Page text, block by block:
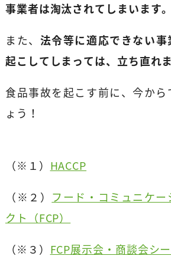
事業者は淘汰されてしまいます。
また、 法令等に適応できない
起こしてしまっては、立ち直れま
食品事故を起こす前に、今か
ょう！
（※１） HACCP
（※２） フード・コミュニケ
クト（FCP）
（※３） FCP展示会・商談会シ